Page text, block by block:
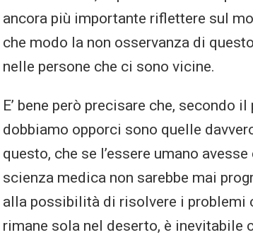
ancora più importante riflettere sul
che modo la non osservanza di
nelle persone che ci sono vicine.
E’ bene però precisare che, secondo
dobbiamo opporci sono quelle
questo, che se l’essere umano
scienza medica non sarebbe mai
alla possibilità di risolvere i problemi
rimane sola nel deserto, è inevitabile